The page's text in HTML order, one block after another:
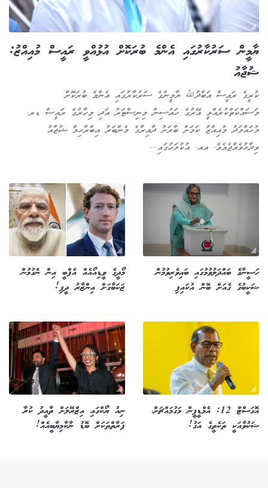
ޔާމީން ސަރުކާރުގައި އެންމެ ބުރަކޮށް އުޅުއްވީ ރައީސް މުއިއްޒު:
ޝުޖާއު
ކުރީގެ ރައީސް އަބްދުﷲ ޔާމީންގެ ސަރުކާރުގައި އެންމެ ބުރަކޮށް
މަސައްކަތްކުރެއްވީ އޭރުގެ ހައުސިން މިނިސްޓަރު އަދި މިހާރުގެ ރައީސް ޑރ.
މުހައްމަދު މުއިއްޒު ކަމަށް ބާރަށު ދާއިރާގެ މެންބަރު އިބްރާހިމް ޝުޖާއު
ވިދާޅުވެއްޖެއެވެ. އއ. އުކުޅަހުގައި...
ހަސީނާގެ ބައްދަލުވުމުގައި ބައިވެރިވުމުން
ޝަކީބުގެ ގެއަށް ބޮން އުކައިފި
މޯދީގެ ވީޑިއޯއެއް އެފްބީ އިން ނެގުމުން
ޒަކަބާގަށް އިންޒާރު ދީފި!
އޮގަސްޓް 12: އެމްޑީޕީން މަގުމައްޗަށް،
ޝަކުވާއަކީ ތަކެތީގެ އަގު!
ނިއު ޔޯކްގައި އިޒްރޭލަށް ތާއީދު ކުރާ
ފަރާތްތަކަށް ބޮޑު ނާކާމިޔާބީއެއް!